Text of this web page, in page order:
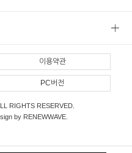
이용약관
PC버전
RIGHTS RESERVED.
by RENEWWAVE.